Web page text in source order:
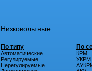
Низковольтные
По типу
Автоматические
Регулируемые
Нерегулируемые
По
КРМ
УКРМ